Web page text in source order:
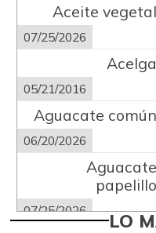
Aceite vegetal
07/25/2026
Acelga
05/21/2016
Aguacate común
06/20/2026
Aguacate
papelillo
07/25/2026 LO